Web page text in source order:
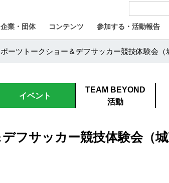
企業・団体 コンテンツ 参加する・活動報告
ーツトークショー＆デフサッカー競技体験会（
イベント
TEAM BEYOND
活動
フサッカー競技体験会（